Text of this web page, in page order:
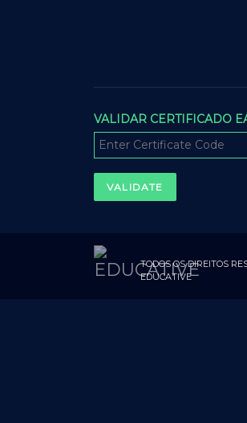
VALIDAR CERTIFICADO
TODOS OS DIREITOS
EDUCATIVE